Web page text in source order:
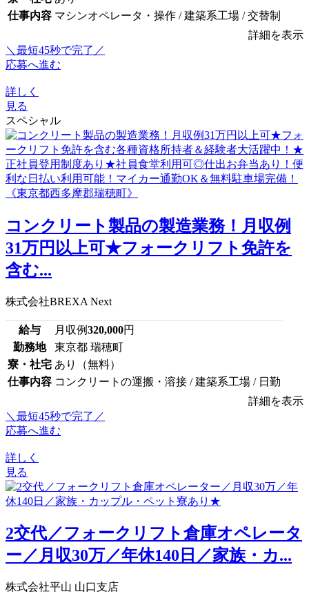
仕事内容 マシンオペレータ・操作 / 建築系工場 / 交替制
詳細を表示
＼最短45秒で完了／
応募へ進む
詳しく
見る
スペシャル
コンクリート製品の製造業務！月収例
31万円以上可★フォークリフト免許を
含む...
株式会社BREXA Next
給与 月収例320,000円
勤務地
東京都 瑞穂町
寮・社宅 あり（無料）
仕事内容 コンクリートの運搬・溶接 / 建築系工場 / 日勤
詳細を表示
＼最短45秒で完了／
応募へ進む
詳しく
見る
2交代／フォークリフト倉庫オペレータ
ー／月収30万／年休140日／家族・カ...
株式会社平山 山口支店